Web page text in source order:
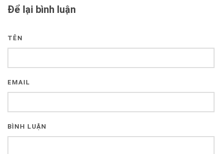
Để lại bình luận
TÊN
EMAIL
BÌNH LUẬN